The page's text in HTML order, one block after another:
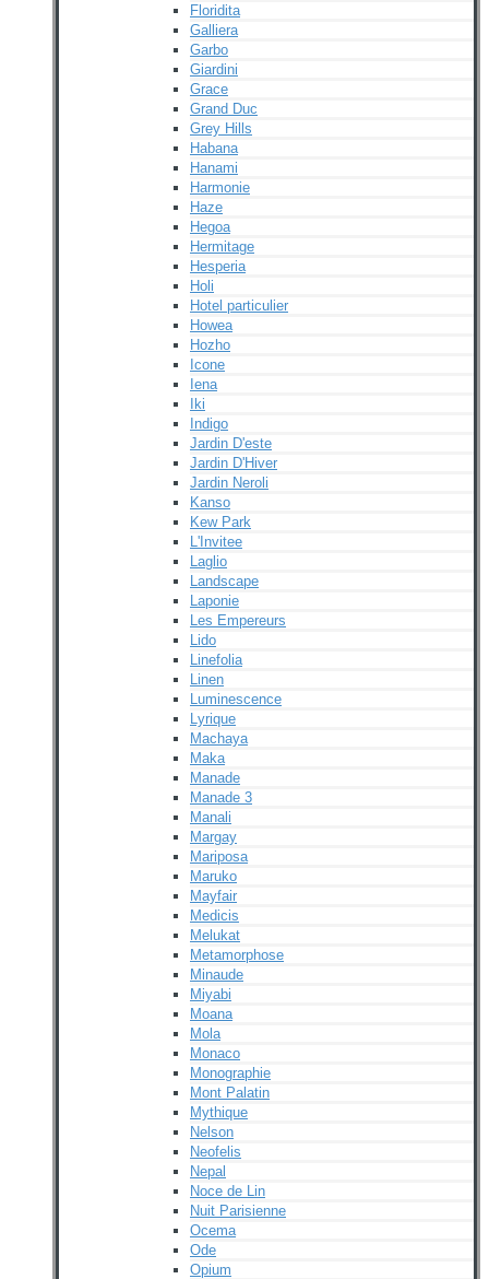
Floridita
Galliera
Garbo
Giardini
Grace
Grand Duc
Grey Hills
Habana
Hanami
Harmonie
Haze
Hegoa
Hermitage
Hesperia
Holi
Hotel particulier
Howea
Hozho
Icone
Iena
Iki
Indigo
Jardin D'este
Jardin D'Hiver
Jardin Neroli
Kanso
Kew Park
L'Invitee
Laglio
Landscape
Laponie
Les Empereurs
Lido
Linefolia
Linen
Luminescence
Lyrique
Machaya
Maka
Manade
Manade 3
Manali
Margay
Mariposa
Maruko
Mayfair
Medicis
Melukat
Metamorphose
Minaude
Miyabi
Moana
Mola
Monaco
Monographie
Mont Palatin
Mythique
Nelson
Neofelis
Nepal
Noce de Lin
Nuit Parisienne
Ocema
Ode
Opium